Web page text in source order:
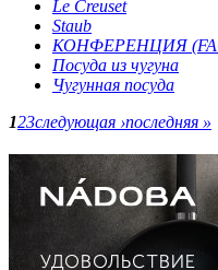
Le Creuset
Staub
КОНФЕРЕНЦИЯ
Посуда из чугуна
Чугунная посуда
123следующая ›последняя »